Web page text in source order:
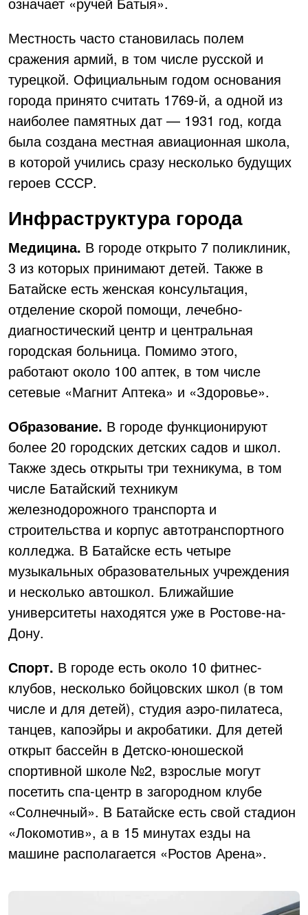
Местность часто становилась полем
сражения армий, в том числе русской и
турецкой. Официальным годом основания
города принято считать 1769-й, а одной из
наиболее памятных дат — 1931 год, когда
была создана местная авиационная школа,
в которой учились сразу несколько будущих
героев СССР.
Инфраструктура города
Медицина. В городе открыто 7 поликлиник,
3 из которых принимают детей. Также в
Батайске есть женская консультация,
отделение скорой помощи, лечебно-
диагностический центр и центральная
городская больница. Помимо этого,
работают около 100 аптек, в том числе
сетевые «Магнит Аптека» и «Здоровье».
Образование. В городе функционируют
более 20 городских детских садов и школ.
Также здесь открыты три техникума, в том
числе Батайский техникум
железнодорожного транспорта и
строительства и корпус автотранспортного
колледжа. В Батайске есть четыре
музыкальных образовательных учреждения
и несколько автошкол. Ближайшие
университеты находятся уже в Ростове-на-
Дону.
Спорт. В городе есть около 10 фитнес-
клубов, несколько бойцовских школ (в том
числе и для детей), студия аэро-пилатеса,
танцев, капоэйры и акробатики. Для детей
открыт бассейн в Детско-юношеской
спортивной школе №2, взрослые могут
посетить спа-центр в загородном клубе
«Солнечный». В Батайске есть свой стадион
«Локомотив», а в 15 минутах езды на
машине располагается «Ростов Арена».